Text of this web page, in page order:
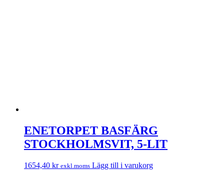
ENETORPET BASFÄRG
STOCKHOLMSVIT, 5-LIT
1654,40 kr exkl.moms Lägg till i varukorg